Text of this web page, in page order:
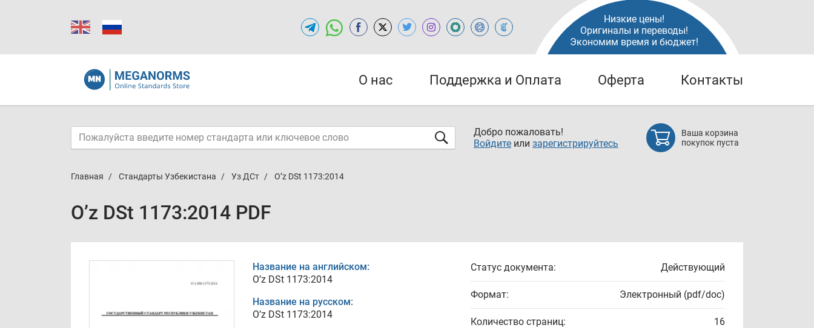
Низкие цены!
Оригиналы и переводы!
Экономим время и бюджет!
О нас Поддержка и Оплата Оферта Контакты
Добро пожаловать!
Войдите или зарегистрируйтесь
Ваша корзина
покупок пуста
Главная Стандарты Узбекистана Уз ДСт O’z DSt 1173:2014
O’z DSt 1173:2014 PDF
Название на английском:
O’z DSt 1173:2014
Название на русском:
O’z DSt 1173:2014
Статус документа: Действующий
Формат: Электронный (pdf/doc)
Количество страниц: 16